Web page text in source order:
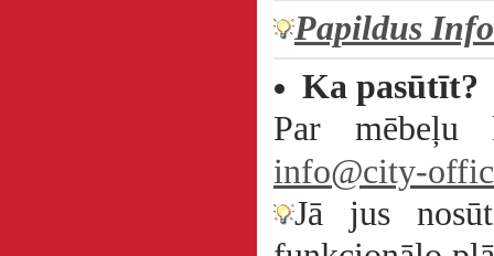
Papildus
Ka pasūtīt?
Par mēbeļu
info@city-
Jā jus